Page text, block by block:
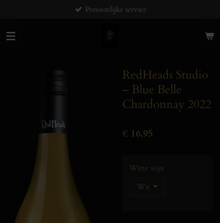
naar
de
Persoonlijke service
RedHeads Studio
– Blue Belle
Chardonnay 2022
€ 16,95
Witte wijn